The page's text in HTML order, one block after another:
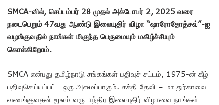
SMCA-வில், செப்டம்பர் 28 முதல் அக்டோபர் 2, 2025 வரை
நடைபெறும் 47வது ஆண்டு இலையுதிர் விழா “ஷாரோதோத்சவ்”-ஐ
வழங்குவதில் நாங்கள் மிகுந்த பெருமையும் மகிழ்ச்சியும்
கொள்கிறோம்.
SMCA என்பது தமிழ்நாடு சங்கங்கள் பதிவுச் சட்டம், 1975-ன் கீழ்
பதிவுசெய்யப்பட்ட ஒரு அமைப்பாகும். சக்தி தேவி – மா துர்காவை
வணங்குவதன் மூலம் வருடாந்திர இலையுதிர் விழாவை நாங்கள்